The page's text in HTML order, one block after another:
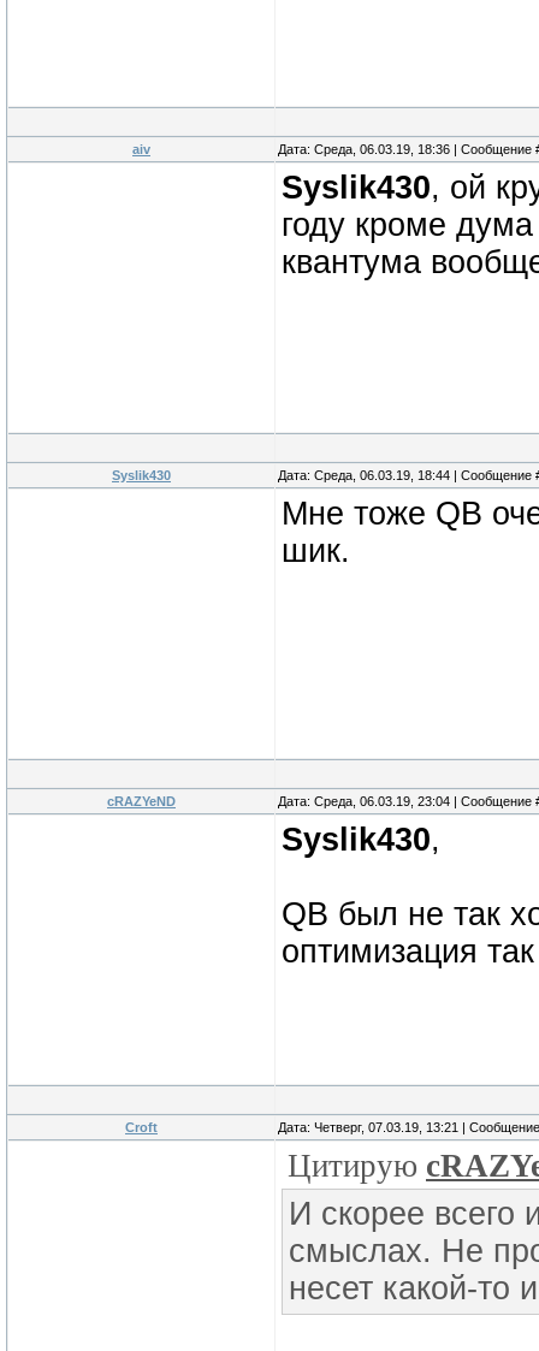
aiv Дата: Среда, 06.03.19, 18:36 | Сообщение
Syslik430, ой
году кроме
квантума
Syslik430 Дата: Среда, 06.03.19, 18:44 | Сообщение
Мне тоже QB
шик.
cRAZYeND Дата: Среда, 06.03.19, 23:04 | Сообщение
Syslik430,
QB был не так
оптимизация
Croft Дата: Четверг, 07.03.19, 13:21 |
Цитирую
И скорее всего
смыслах. Не
несет какой-то